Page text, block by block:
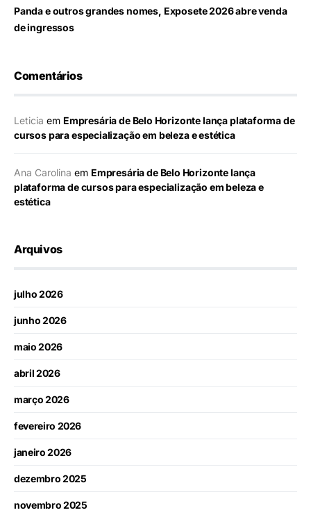
Panda e outros grandes nomes, Exposete 2026 abre venda
de ingressos
Comentários
Leticia em Empresária de Belo Horizonte lança plataforma de
cursos para especialização em beleza e estética
Ana Carolina em Empresária de Belo Horizonte lança
plataforma de cursos para especialização em beleza e
estética
Arquivos
julho 2026
junho 2026
maio 2026
abril 2026
março 2026
fevereiro 2026
janeiro 2026
dezembro 2025
novembro 2025